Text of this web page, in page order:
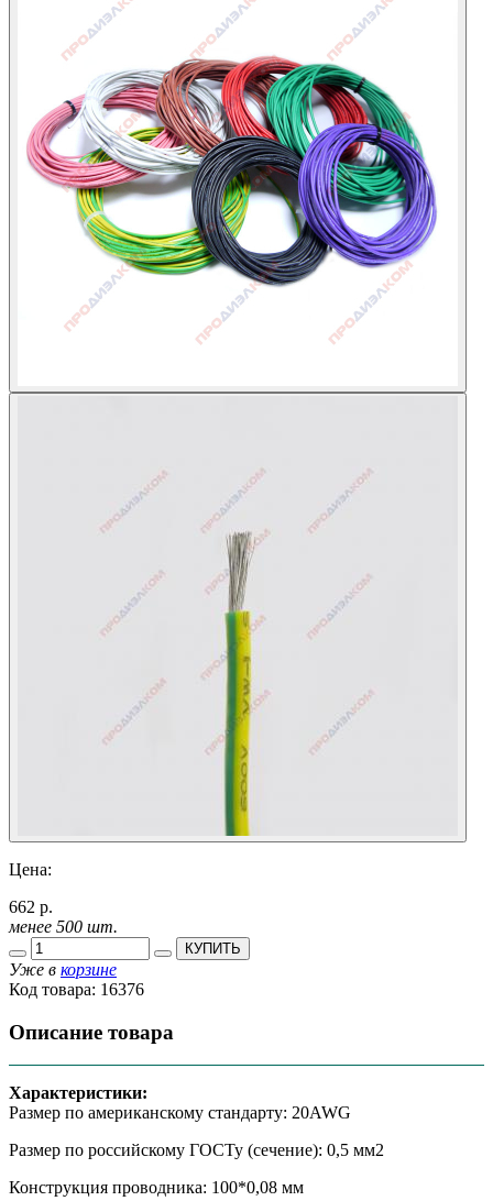
Цена:
662 р.
менее 500 шт.
КУПИТЬ
Уже в корзине
Код товара: 16376
Описание товара
Характеристики:
Размер по американскому стандарту: 20AWG
Размер по российскому ГОСТу (сечение): 0,5 мм2
Конструкция проводника: 100*0,08 мм